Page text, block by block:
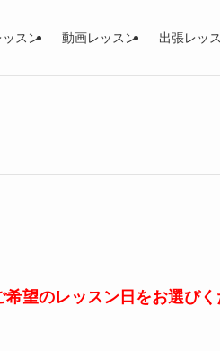
ッスン 動画レッスン 出張レッ
望のレッスン日をお選びく